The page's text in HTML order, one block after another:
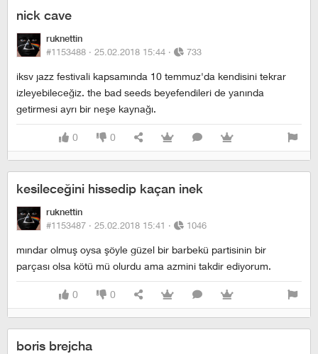
nick cave
ruknettin
#1153488 · 25.02.2018 15:44 · 733
i̇ksv jazz festivali kapsamında 10 temmuz'da kendisini tekrar
izleyebileceğiz. the bad seeds beyefendileri de yanında
getirmesi ayrı bir neşe kaynağı.
0 0
kesileceğini hissedip kaçan inek
ruknettin
#1153487 · 25.02.2018 15:41 · 1046
mındar olmuş oysa şöyle güzel bir barbekü partisinin bir
parçası olsa kötü mü olurdu ama azmini takdir ediyorum.
0 0
boris brejcha